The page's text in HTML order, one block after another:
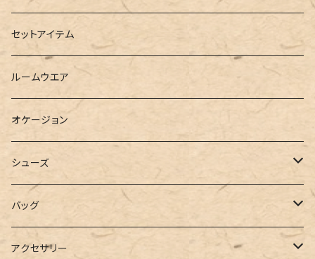
ダウンジャケット
ベスト
ニット
シャツ
ブラウス
カーディガン
ポロシャツ
ベスト
ショートパンツ
ハーフパンツ
スウェット
ジャージ
スラックス
ワイドパンツ
ミニ
その他
シャツワンピース
スウェットワンピース
パーカーワンピース
ニットワンピース
キャミワンピース
サロペット
セットアイテム
ルームウエア
オケージョン
シューズ
ブーツ
パンプス
バッグ
トートバッグ
アクセサリー